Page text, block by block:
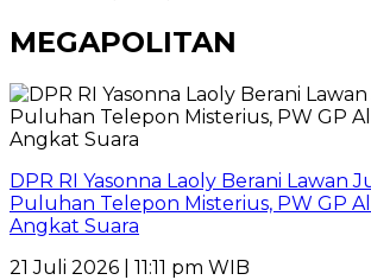
MEGAPOLITAN
DPR RI Yasonna Laoly Berani Lawan
Puluhan Telepon Misterius, PW GP
Angkat Suara
21 Juli 2026 | 11:11 pm WIB